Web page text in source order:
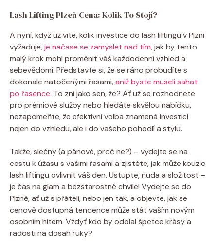
Lash Lifting Plzeň Cena: Kolik To Stojí?
A nyní, když už víte, kolik investice do lash liftingu v Plzni
vyžaduje,je načase se zamyslet nad tím, jak by tento
malý krok mohl proměnit váš každodenní vzhled a
sebevědomí. Představte si, že se ráno probudíte s
dokonale natočenými řasami,aniž byste museli sahat
po řasence. To zní jako sen, že? Ať už se rozhodnete
pro prémiové služby nebo hledáte skvělou nabídku,
nezapomeňte, že efektivní volba znamená investici
nejen do vzhledu, ale i do vašeho pohodlí a stylu.
Takže, slečny (a pánové, proč ne?) – vydejte se na
cestu k úžasu s vašimi řasami a zjistěte, jak může kouzlo
lash liftingu ovlivnit váš den. Ustupte, nuda a složitost –
je čas na glam a bezstarostné chvíle! Vydejte se do
Plzně, ať už s přáteli, nebo jen tak, a objevte, jak se
cenově dostupná tendence může stát vaším novým
osobním hitem. Vždyť kdo by odolal špetce krásy a
radosti na dosah ruky?